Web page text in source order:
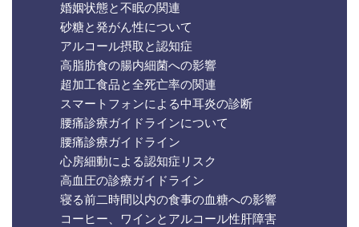
婚姻状態と不眠の関連
砂糖と発がん性について
アルコール摂取と認知症
高脂肪食の腸内細菌への影響
超加工食品と全死亡率の関連
スマートフォンによる中耳炎の診断
腰痛診療ガイドラインについて
腰痛診療ガイドライン
心房細動による認知症リスク
高血圧の診療ガイドライン
寝る前二時間以内の食事の血糖への影響
コーヒー、ワインとアルコール性肝障害